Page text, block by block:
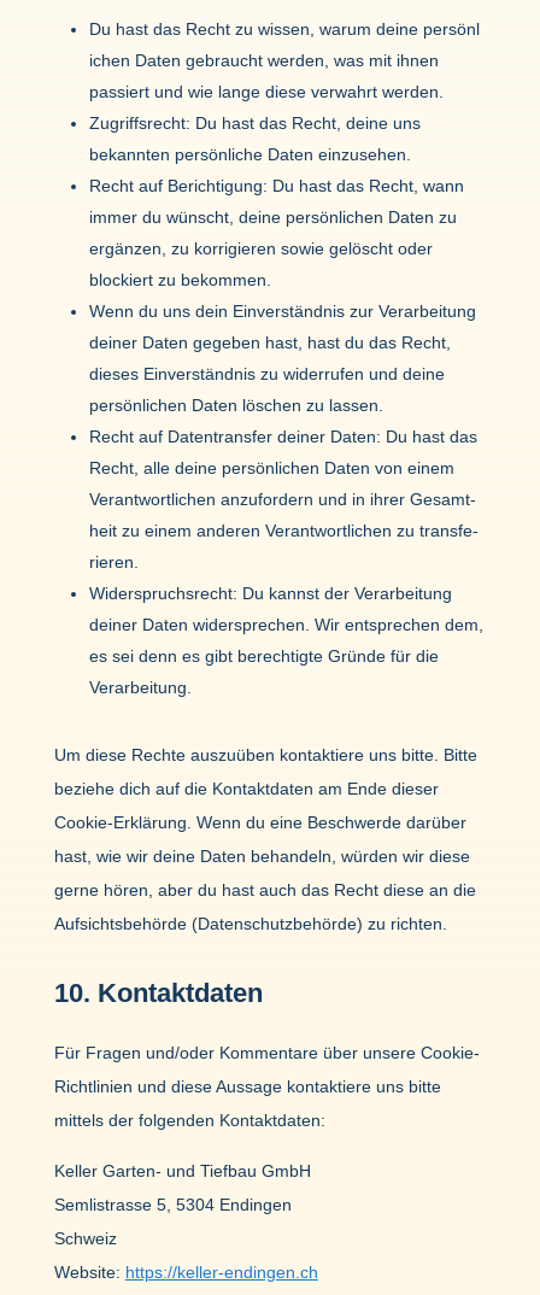
Du hast das Recht zu wissen, warum deine persön­l
i­chen Daten gebraucht werden, was mit ihnen
passiert und wie lange diese verwahrt werden.
Zugriffs­recht: Du hast das Recht, deine uns
bekannten persön­liche Daten einzu­sehen.
Recht auf Berich­ti­gung: Du hast das Recht, wann
immer du wünscht, deine persön­li­chen Daten zu
ergänzen, zu korri­gieren sowie gelöscht oder
blockiert zu bekommen.
Wenn du uns dein Einver­ständnis zur Verar­bei­tung
deiner Daten gegeben hast, hast du das Recht,
dieses Einver­ständnis zu wider­rufen und deine
persön­li­chen Daten löschen zu lassen.
Recht auf Daten­transfer deiner Daten: Du hast das
Recht, alle deine persön­li­chen Daten von einem
Verant­wort­li­chen anzu­for­dern und in ihrer Gesamt­
heit zu einem anderen Verant­wort­li­chen zu trans­fe­
rieren.
Wider­spruchs­recht: Du kannst der Verar­bei­tung
deiner Daten wider­spre­chen. Wir entspre­chen dem,
es sei denn es gibt berech­tigte Gründe für die
Verar­bei­tung.
Um diese Rechte auszu­üben kontak­tiere uns bitte. Bitte
beziehe dich auf die Kontakt­daten am Ende dieser
Cookie-Erklä­rung. Wenn du eine Beschwerde darüber
hast, wie wir deine Daten behan­deln, würden wir diese
gerne hören, aber du hast auch das Recht diese an die
Aufsichts­be­hörde (Daten­schutz­be­hörde) zu richten.
10. Kontakt­daten
Für Fragen und/oder Kommen­tare über unsere Cookie-
Richt­li­nien und diese Aussage kontak­tiere uns bitte
mittels der folgenden Kontakt­daten:
Keller Garten- und Tiefbau GmbH
Semlistrasse 5, 5304 Endingen
Schweiz
Website: https://keller-endingen.ch